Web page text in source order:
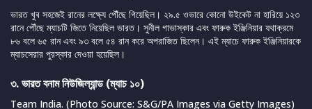
ভারত খুব সহজেই রানের লক্ষ্যে পৌঁছে গিয়েছিল। ২৯.৫ ওভারে কোনো উইকেট না হারিয়ে ১২৩
রানে পৌঁছে ম্যাচটি জিতে নিয়েছিল ভারত। সুনীল গাভাস্কার এবং ফারুক ইঞ্জিনিয়ার যথাক্রমে
৮৬ বলে ৬৫ রান এবং ৯৩ বলে ৫৪ রান করে অপরাজিত ছিলেন। এই ম্যাচে ফারুক ইঞ্জিনিয়ারকে
ম্যাচসেরার পুরস্কার দেওয়া হয়েছিল।
৩. ভারত বনাম নিউজিল্যান্ড (ম্যাচ ১০)
Team India. (Photo Source: S&G/PA Images via Getty Images)